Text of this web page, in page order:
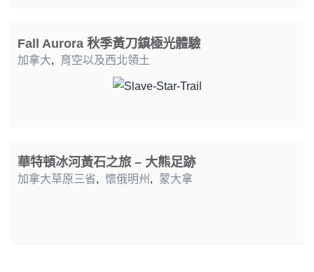
Fall Aurora 秋季黃刀鎮極光體驗
加拿大, 育空以及西北領土
華特頓冰河黃石之旅 – 大熊足跡
加拿大草原三省, 懷俄明州 , 蒙大拿